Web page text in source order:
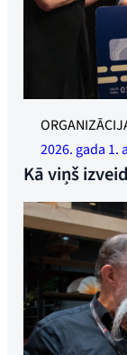
GODS, GODS
no Ann Kristin
līderes Trūdes
2026. gada 1.
Kā viņš